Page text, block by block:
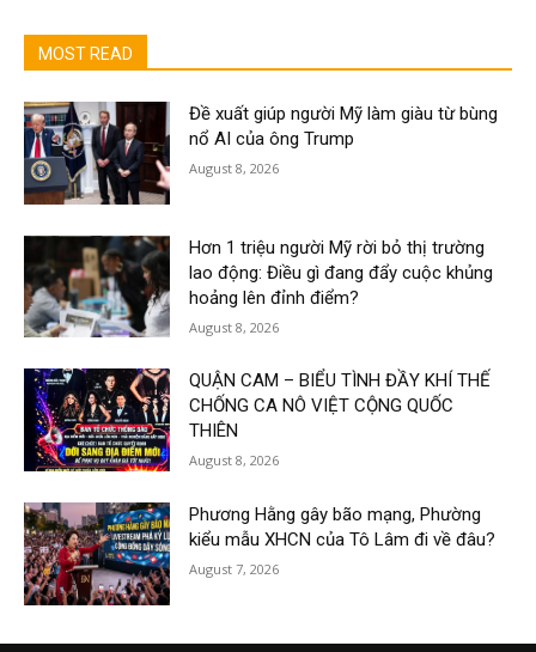
MOST READ
Đề xuất giúp người Mỹ làm giàu từ bùng
nổ AI của ông Trump
August 8, 2026
Hơn 1 triệu người Mỹ rời bỏ thị trường
lao động: Điều gì đang đẩy cuộc khủng
hoảng lên đỉnh điểm?
August 8, 2026
QUẬN CAM – BIỂU TÌNH ĐẦY KHÍ THẾ
CHỐNG CA NÔ VIỆT CỘNG QUỐC
THIÊN
August 8, 2026
Phương Hằng gây bão mạng, Phường
kiểu mẫu XHCN của Tô Lâm đi về đâu?
August 7, 2026